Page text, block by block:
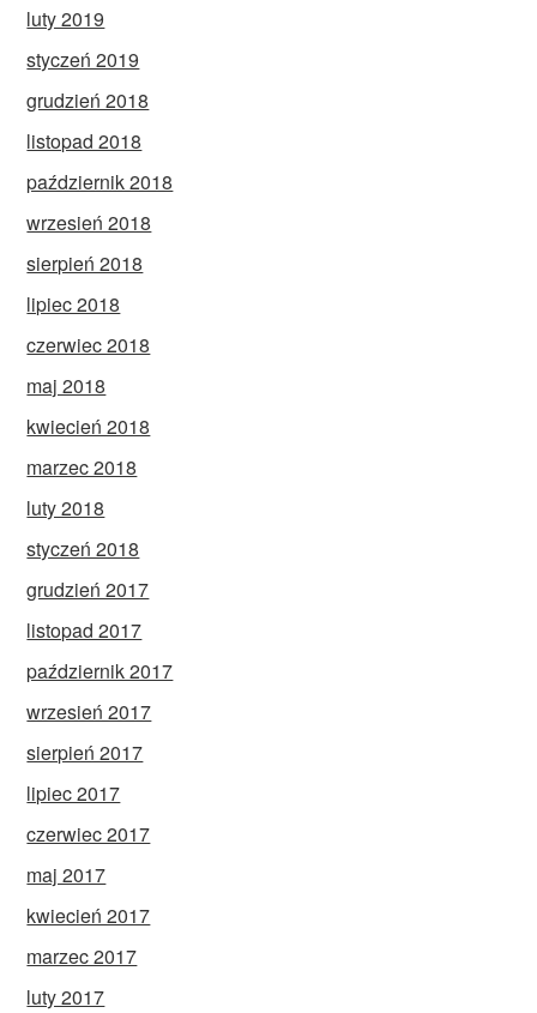
luty 2019
styczeń 2019
grudzień 2018
listopad 2018
październik 2018
wrzesień 2018
sierpień 2018
lipiec 2018
czerwiec 2018
maj 2018
kwiecień 2018
marzec 2018
luty 2018
styczeń 2018
grudzień 2017
listopad 2017
październik 2017
wrzesień 2017
sierpień 2017
lipiec 2017
czerwiec 2017
maj 2017
kwiecień 2017
marzec 2017
luty 2017